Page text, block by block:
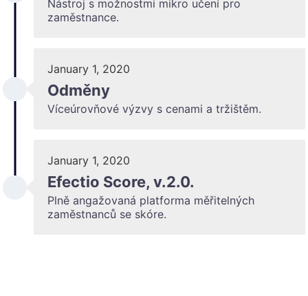
Nástroj s možnostmi mikro učení pro
zaměstnance.
January 1, 2020
Odměny
Víceúrovňové výzvy s cenami a tržištěm.
January 1, 2020
Efectio Score, v.2.0.
Plně angažovaná platforma měřitelných
zaměstnanců se skóre.